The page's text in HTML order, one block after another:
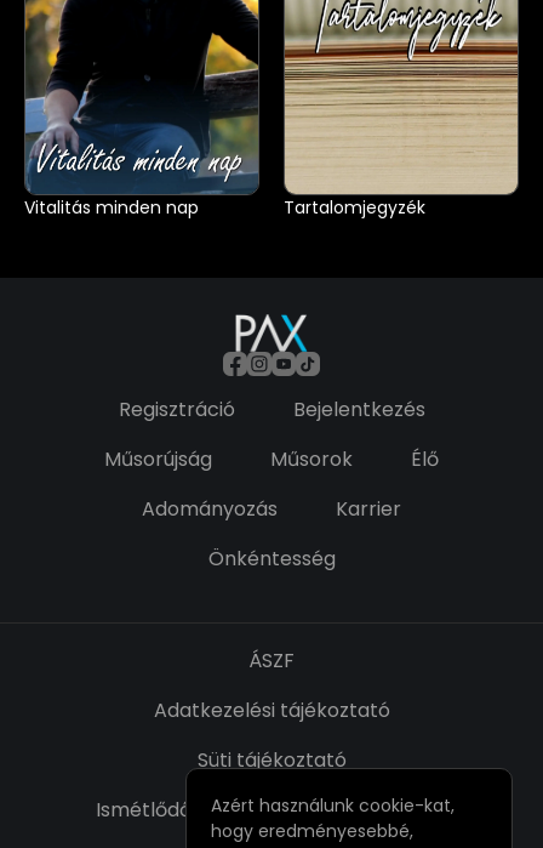
Vitalitás minden nap Tartalomjegyzék
Regisztráció
Bejelentkezés
Műsorújság
Műsorok
Élő
Adományozás
Karrier
Önkéntesség
ÁSZF
Adatkezelési tájékoztató
Süti tájékoztató
Ismétlődő fizetésről szóló nyilatkozat
Azért használunk cookie-kat,
hogy eredményesebbé,